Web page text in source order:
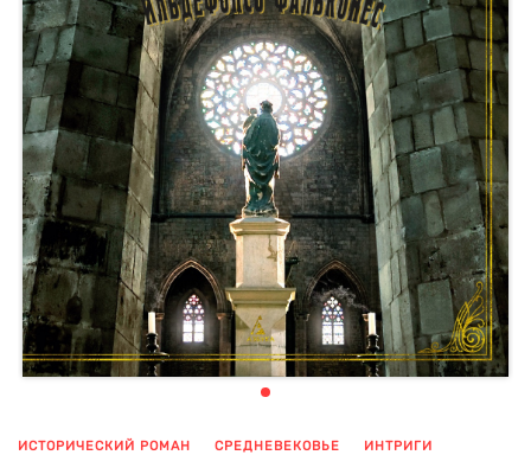
ИСТОРИЧЕСКИЙ РОМАН СРЕДНЕВЕКОВЬЕ
ИНТРИГИ